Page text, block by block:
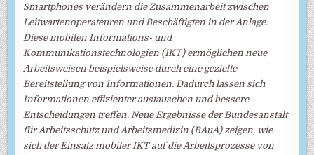
Smartphones verändern die Zusammenarbeit zwischen
Leitwartenoperateuren und Beschäftigten in der Anlage.
Diese mobilen Informations- und
Kommunikationstechnologien (IKT) ermöglichen neue
Arbeitsweisen beispielsweise durch eine gezielte
Bereitstellung von Informationen. Dadurch lassen sich
Informationen effizienter austauschen und bessere
Entscheidungen treffen. Neue Ergebnisse der Bundesanstalt
für Arbeitsschutz und Arbeitsmedizin (BAuA) zeigen, wie
sich der Einsatz mobiler IKT auf die Arbeitsprozesse von